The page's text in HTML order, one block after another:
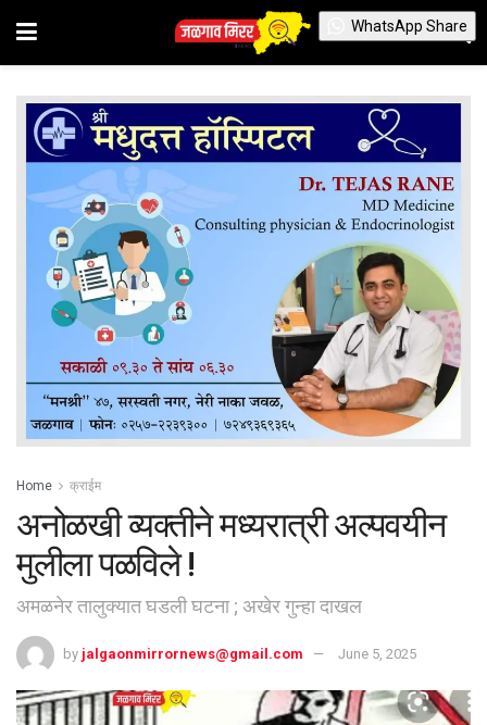
Home क्राईम
अनोळखी व्यक्तीने मध्यरात्री अल्पवयीन
मुलीला पळविले !
अमळनेर तालुक्यात घडली घटना ; अखेर गुन्हा दाखल
by jalgaonmirrornews@gmail.com June 5, 2025
WhatsApp Share